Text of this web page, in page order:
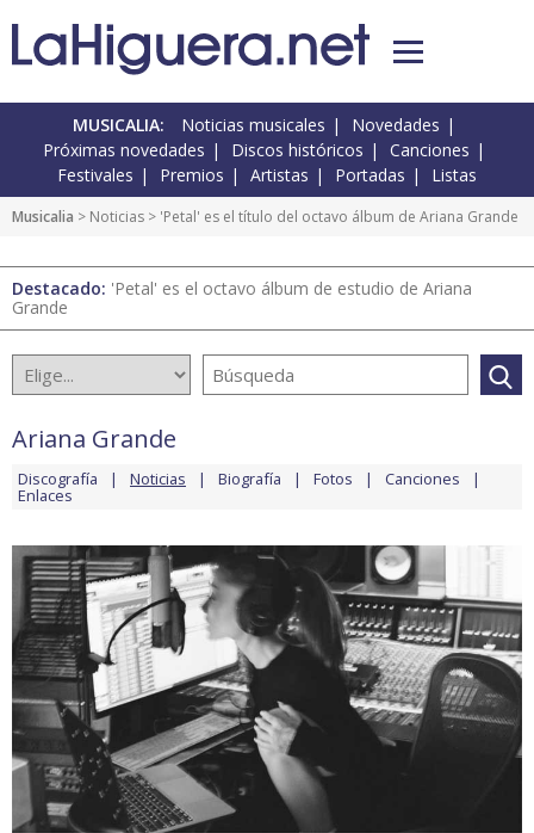
MUSICALIA: Noticias musicales
Novedades
Próximas novedades
Discos históricos
Canciones
Festivales
Premios Artistas Portadas Listas
Musicalia > Noticias > 'Petal' es el título del octavo álbum de Ariana Grande
Destacado: 'Petal' es el octavo álbum de estudio de Ariana
Grande
Ariana Grande
Discografía Noticias Biografía Fotos Canciones
Enlaces